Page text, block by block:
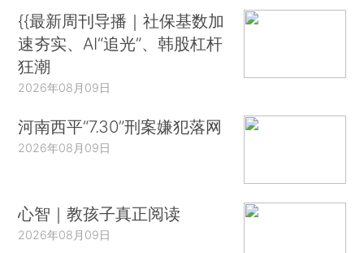
{{最新周刊导播｜社保基数加
速夯实、AI“追光”、韩股杠杆
狂潮
2026年08月09日
河南西平“7.30”刑案嫌犯落网
2026年08月09日
心智｜教孩子真正阅读
2026年08月09日